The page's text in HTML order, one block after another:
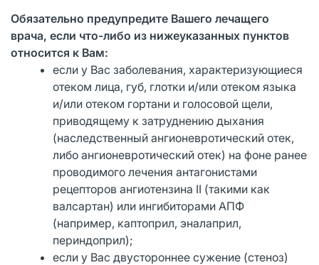
Обязательно предупредите Вашего лечащего
врача, если что-либо из нижеуказанных пунктов
относится к Вам:
если у Вас заболевания, характеризующиеся
отеком лица, губ, глотки и/или отеком языка
и/или отеком гортани и голосовой щели,
приводящему к затруднению дыхания
(наследственный ангионевротический отек,
либо ангионевротический отек) на фоне ранее
проводимого лечения антагонистами
рецепторов ангиотензина II (такими как
валсартан) или ингибиторами АПФ
(например, каптоприл, эналаприл,
периндоприл);
если у Вас двустороннее сужение (стеноз)